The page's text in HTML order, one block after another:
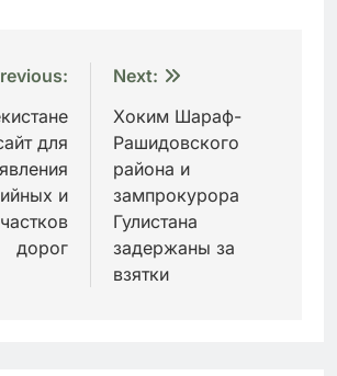
для
и
дорог
Next:
Хоким Шараф-
Рашидовского
района и
зампрокурора
Гулистана
задержаны за
взятки